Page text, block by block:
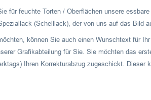
für feuchte Torten / Oberflächen unsere
(Schelllack), der von uns auf das Bild
können Sie auch einen Wunschtext für
Grafikabteilung für Sie. Sie möchten das
Ihren Korrekturabzug zugeschickt.